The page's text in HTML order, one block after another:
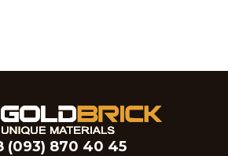
(093) 870 40 45